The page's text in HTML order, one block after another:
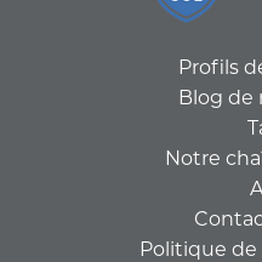
Profils
Blog de
Notre
Politique